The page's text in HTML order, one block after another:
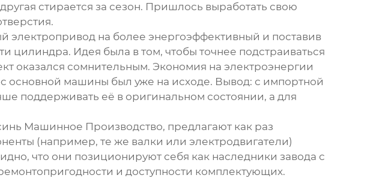
стирается за сезон. Пришлось выработать свою
электропривод на более энергоэффективный и поставив
цилиндра. Идея была в том, чтобы точнее подстраиваться
оказался сомнительным. Экономия на электроэнергии
основной машины был уже на исходе. Вывод: с импортной
поддерживать её в оригинальном состоянии, а для
Машинное Производство, предлагают как раз
(например, те же валки или электродвигатели)
что они позиционируют себя как наследники завода с
и доступности комплектующих.